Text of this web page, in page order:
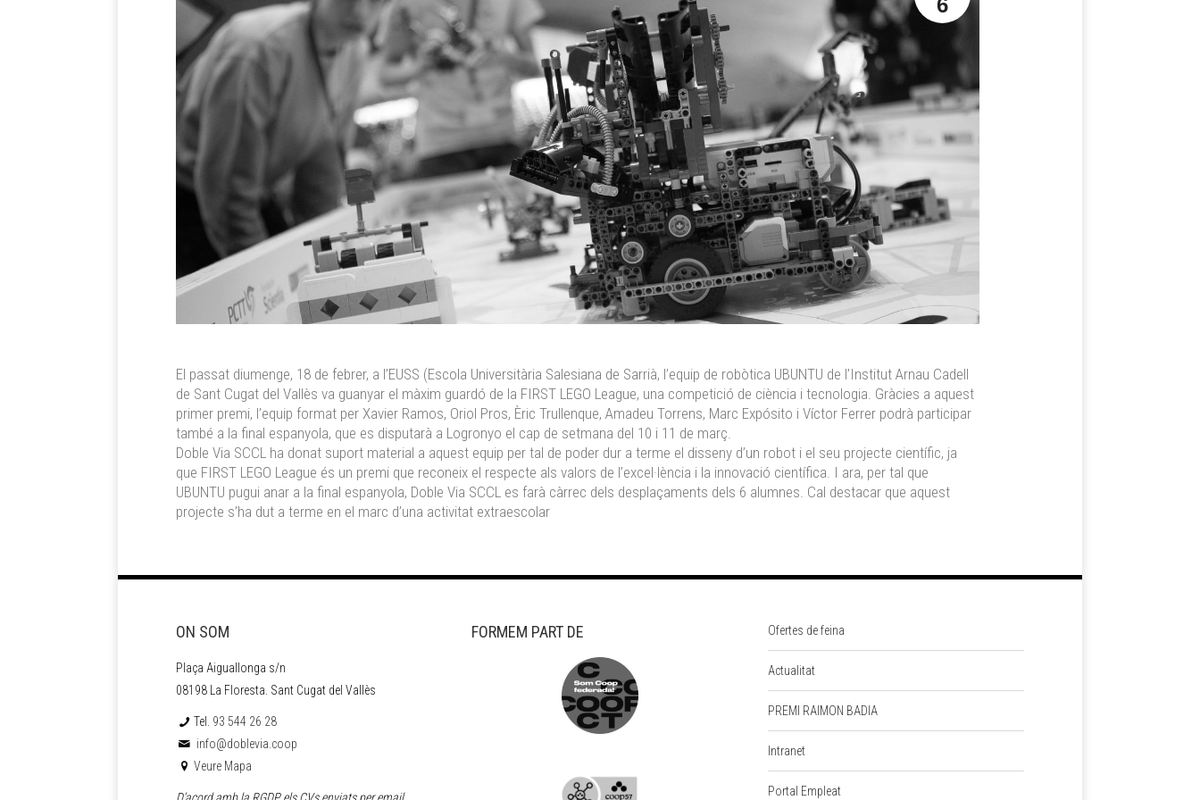
El passat diumenge, 18 de febrer, a l’EUSS (Escola Universitària Salesiana de Sarrià, l’equip de robòtica UBUNTU de l’Institut Arnau Cadell
de Sant Cugat del Vallès va guanyar el màxim guardó de la FIRST LEGO League, una competició de ciència i tecnologia. Gràcies a aquest
primer premi, l’equip format per Xavier Ramos, Oriol Pros, Èric Trullenque, Amadeu Torrens, Marc Expósito i Víctor Ferrer podrà participar
també a la final espanyola, que es disputarà a Logronyo el cap de setmana del 10 i 11 de març.
Doble Via SCCL ha donat suport material a aquest equip per tal de poder dur a terme el disseny d’un robot i el seu projecte científic, ja
que FIRST LEGO League és un premi que reconeix el respecte als valors de l’excel·lència i la innovació científica. I ara, per tal que
UBUNTU pugui anar a la final espanyola, Doble Via SCCL es farà càrrec dels desplaçaments dels 6 alumnes. Cal destacar que aquest
projecte s’ha dut a terme en el marc d’una activitat extraescolar
ON SOM
Plaça Aiguallonga s/n
08198 La Floresta. Sant Cugat del Vallès
Tel. 93 544 26 28
info@doblevia.coop
Veure Mapa
D’acord amb la RGDP els CVs enviats per email
FORMEM PART DE Ofertes de feina
Actualitat
PREMI RAIMON BADIA
Intranet
Portal Empleat